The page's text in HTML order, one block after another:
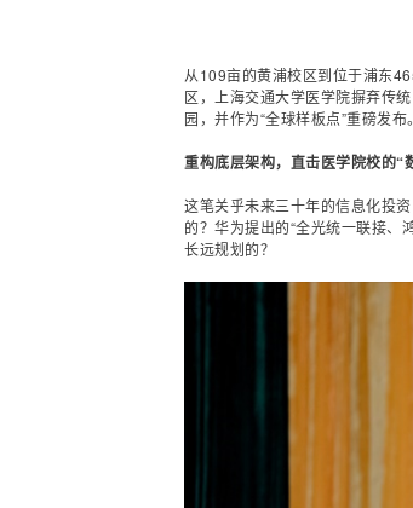
从109亩的黄浦校区到位于浦东
区，上海交通大学医学院摒弃传
园，并作为“全球样板点”重磅发布。
重构底层架构，直击医学院校的“
这笔关乎未来三十年的信息化投
的？华为提出的“全光统一联接、
长远规划的？